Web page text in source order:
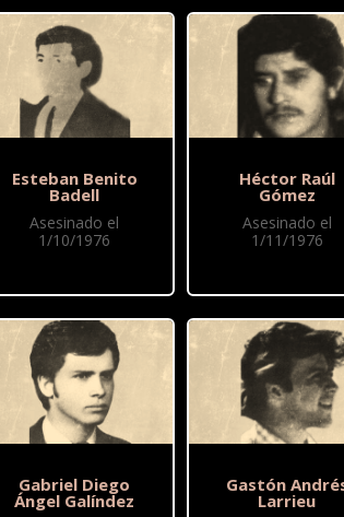
Esteban Benito
Badell
Asesinado el
1/10/1976
Gabriel Diego
Ángel Galíndez
Héctor Raúl
Gómez
Asesinado el
1/11/1976
Gastón
Larrieu